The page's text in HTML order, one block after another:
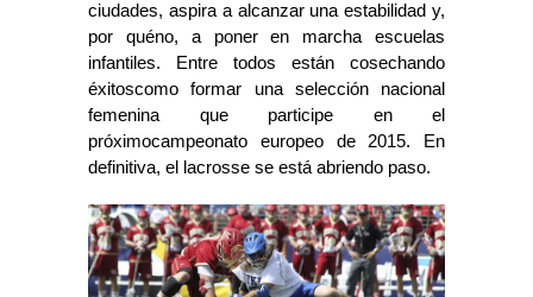
ciudades, aspira a alcanzar una estabilidad y,
por quéno, a poner en marcha escuelas
infantiles. Entre todos están cosechando
éxitoscomo formar una selección nacional
femenina que participe en el
próximocampeonato europeo de 2015. En
definitiva, el lacrosse se está abriendo paso.